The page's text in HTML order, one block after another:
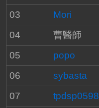
03
Mori
04
曹醫師
05
popo
06
sybasta
07
tpdsp0598